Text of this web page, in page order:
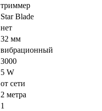
триммер
Star Blade
нет
32 мм
вибрационный
3000
5 W
от сети
2 метра
1